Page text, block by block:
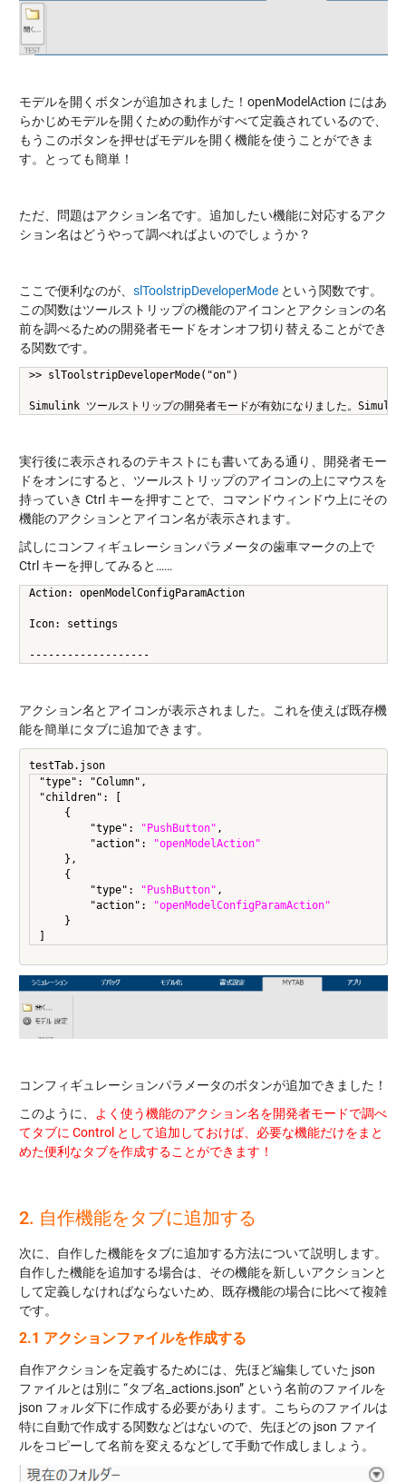
モデルを開くボタンが追加されました！openModelAction にはあ
らかじめモデルを開くための動作がすべて定義されているので、
もうこのボタンを押せばモデルを開く機能を使うことができま
す。とっても簡単！
ただ、問題はアクション名です。追加したい機能に対応するアク
ション名はどうやって調べればよいのでしょうか？
ここで便利なのが、 slToolstripDeveloperModeという関数です。
この関数はツールストリップの機能のアイコンとアクションの名
前を調べるための開発者モードをオンオフ切り替えることができ
る関数です。
>> slToolstripDeveloperMode("on")
Simulink ツールストリップの開発者モードが有効になりました。
実行後に表示されるのテキストにも書いてある通り、開発者モー
ドをオンにすると、ツールストリップのアイコンの上にマウスを
持っていき Ctrl キーを押すことで、コマンドウィンドウ上にその
機能のアクションとアイコン名が表示されます。
試しにコンフィギュレーションパラメータの歯車マークの上で
Ctrl キーを押してみると……
Action: openModelConfigParamAction
Icon: settings
-------------------
アクション名とアイコンが表示されました。これを使えば既存機
能を簡単にタブに追加できます。
testTab.json
"type": "Column",
"children": [
    {
        "type":
"PushButton" ,
        "action":
"openModelAction"
    },
    {
        "type":
"PushButton" ,
        "action":
"openModelConfigParamAction"
    }
コンフィギュレーションパラメータのボタンが追加できました！
このように、 よく使う機能のアクション名を開発者モードで調べ
てタブに Control として追加しておけば、必要な機能だけをまと
めた便利なタブを作成することができます！
2. 自作機能をタブに追加する
次に、自作した機能をタブに追加する方法について説明します。
自作した機能を追加する場合は、その機能を新しいアクションと
して定義しなければならないため、既存機能の場合に比べて複雑
です。
2.1 アクションファイルを作成する
自作アクションを定義するためには、先ほど編集していた json
ファイルとは別に “タブ名_actions.json” という名前のファイルを
json フォルダ下に作成する必要があります。こちらのファイルは
特に自動で作成する関数などはないので、先ほどの json ファイ
ルをコピーして名前を変えるなどして手動で作成しましょう。